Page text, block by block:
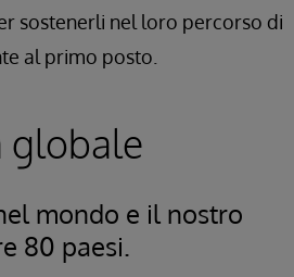
sostenerli nel loro percorso di
al primo posto.
globale
mondo e il nostro
80 paesi.